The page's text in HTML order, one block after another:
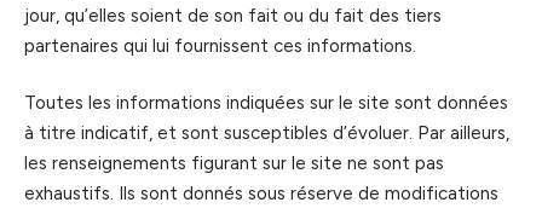
jour, qu’elles soient de son fait ou du fait des tiers
partenaires qui lui fournissent ces informations.
Toutes les informations indiquées sur le site sont données
à titre indicatif, et sont susceptibles d’évoluer. Par ailleurs,
les renseignements figurant sur le site ne sont pas
exhaustifs. Ils sont donnés sous réserve de modifications